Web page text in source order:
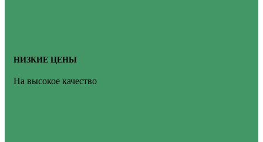
НИЗКИЕ ЦЕНЫ
На высокое качество